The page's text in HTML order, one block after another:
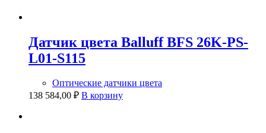
Датчик цвета Balluff BFS 26K-PS-
L01-S115
Оптические датчики цвета
138 584,00 ₽ В корзину